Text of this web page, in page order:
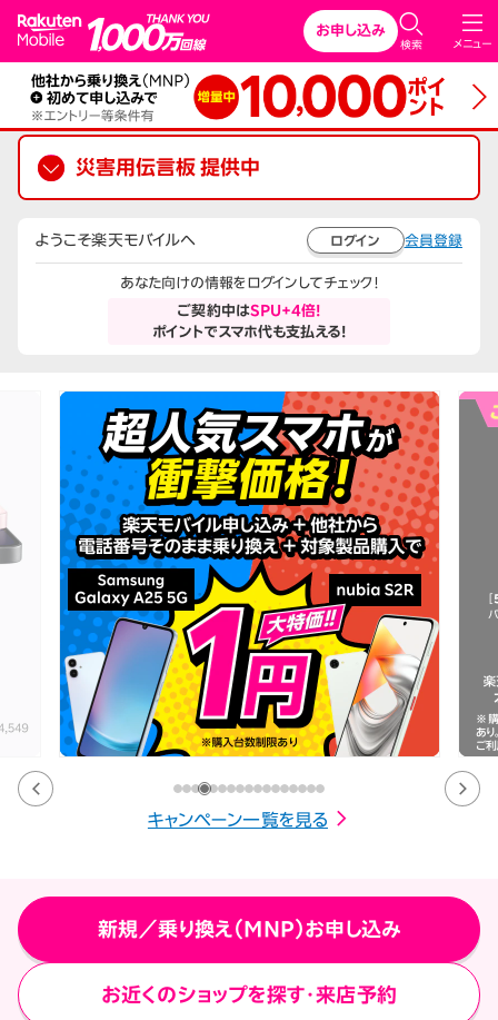
Rakuten Mobile メニュー
検索
お申し込み
災害用伝言板 提供中
ようこそ楽天モバイルへ ログイン 会員登録
あなた向けの情報をログインしてチェック！
ご契約中はSPU+4倍!
ポイントでスマホ代も支払える!
キャンペーン一覧を見る
新規／乗り換え（MNP）お申し込み
お近くのショップを探す・来店予約